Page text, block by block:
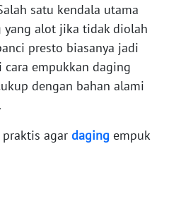
satu kendala utama
yang alot jika tidak diolah
presto biasanya jadi
cara empukkan daging
dengan bahan alami
agar daging empuk